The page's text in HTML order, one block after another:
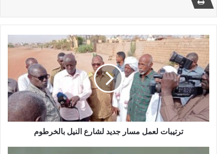
ترتيبات
لعمل
مسار
جديد
لشارع
النيل
بالخرطوم
ترتيبات لعمل مسار جديد لشارع النيل بالخرطوم